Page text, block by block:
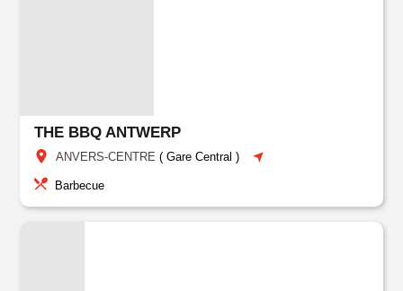
THE BBQ ANTWERP
ANVERS-CENTRE (Gare Central )
Barbecue